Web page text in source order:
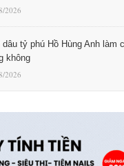
2026
dâu tỷ phú Hồ Hùng Anh làm
không
2026